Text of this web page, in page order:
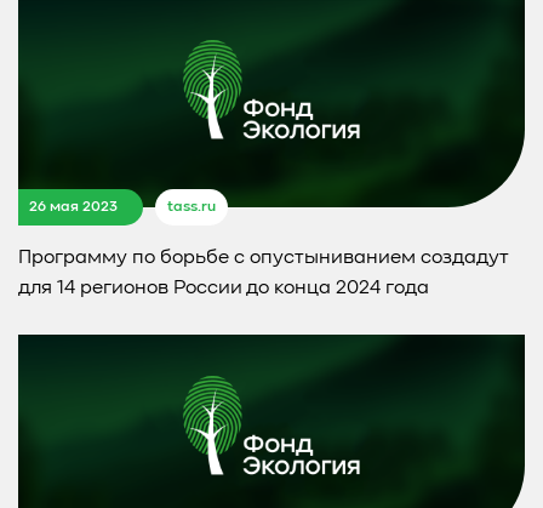
26 мая 2023 tass.ru
Программу по борьбе с опустыниванием создадут
для 14 регионов России до конца 2024 года